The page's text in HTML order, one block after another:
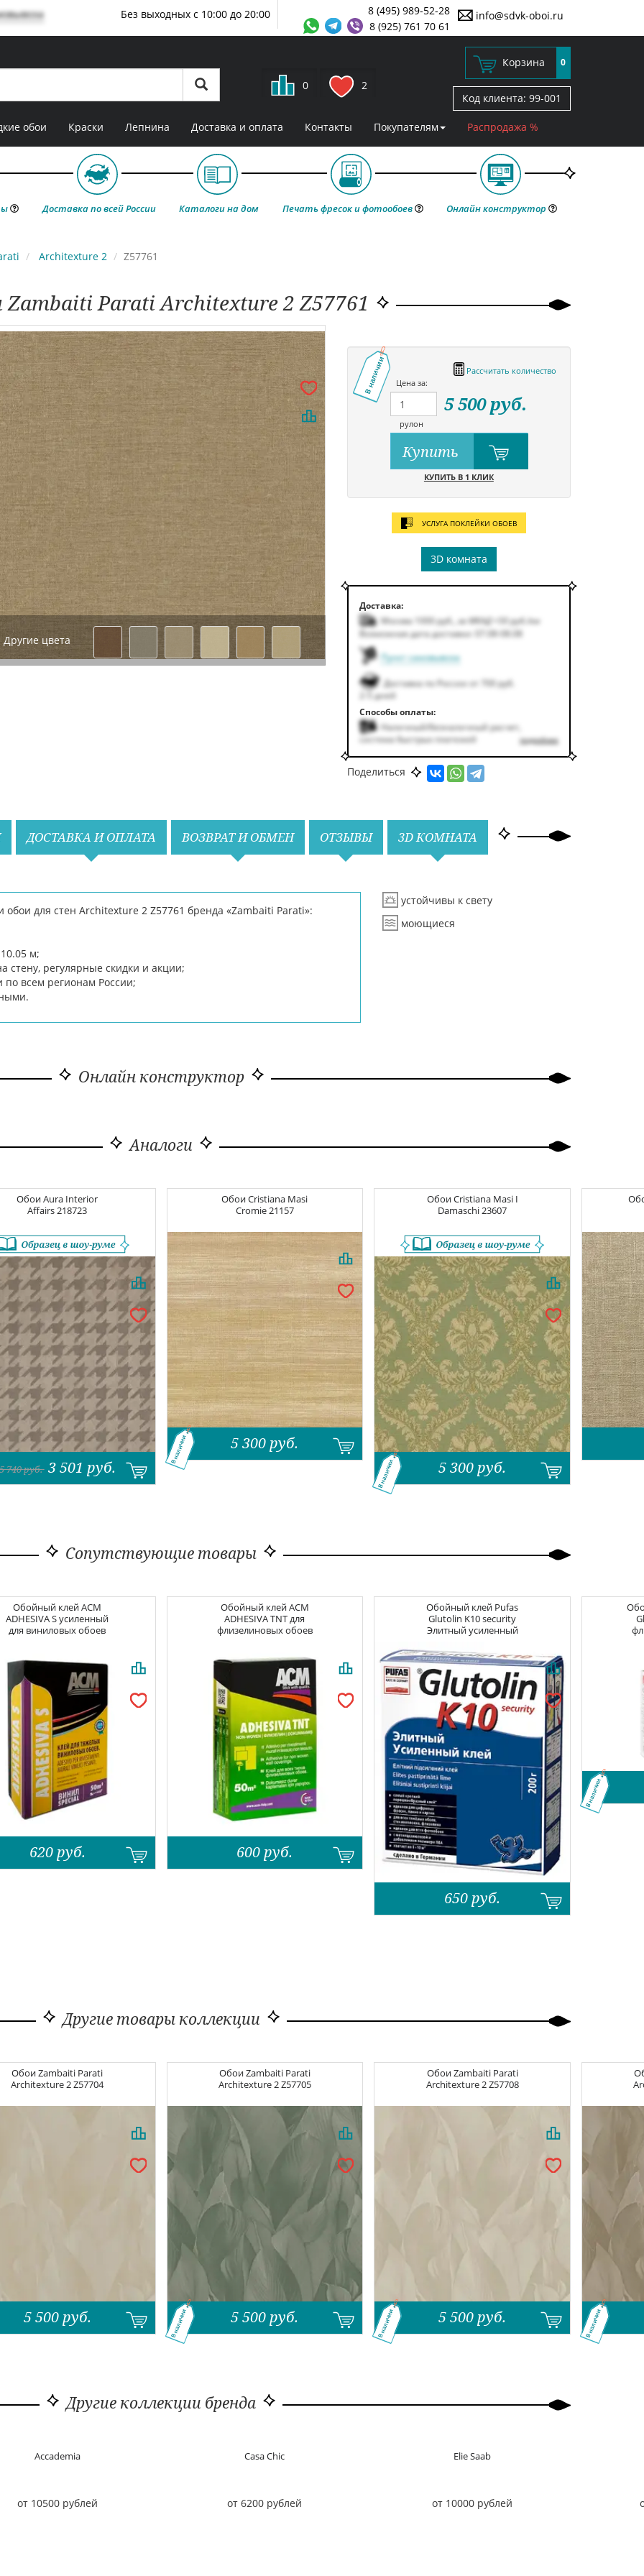
info@sdvk-oboi.ru
8 (495) 989-52-28
8 (925) 761 70 61
Без выходных с 10:00 до 20:00
0 2
Корзина 0
Код клиента: 99-001
обои Краски Лепнина Доставка и оплата Контакты Покупателям Распродажа %
Доставка по всей России Каталоги на дом Печать фресок и фотообоев Онлайн конструктор
Architexture 2 Z57761
Zambaiti Parati Architexture 2 Z57761
Другие цвета
Назад
В наличии
Рассчитать количество
Цена за:
рулон
5 500руб.
Купить
КУПИТЬ В 1 КЛИК
УСЛУГА ПОКЛЕЙКИ ОБОЕВ
3D комната
Доставка:
Москва 1000руб. за МКАД +50руб. /км
Возможная дата доставки: 07.08-08.08
Пункт самовывоза
Доставка по России от 700 руб.
2-5 дней
Способы оплаты:
Наличный/безналичный расчет,
система быстрых платежей
подробнее
Поделиться
ДОСТАВКА И ОПЛАТА ВОЗВРАТ И ОБМЕН ОТЗЫВЫ 3D КОМНАТА
для стен Architexture 2 Z57761 бренда «Zambaiti Parati»:
м;
регулярные скидки и акции;
по всем регионам России;
устойчивы к свету
моющиеся
Онлайн конструктор
Аналоги
ОбоиAura Interior
Affairs218723
740руб. 3 501 руб.
ОбоиCristiana Masi
Cromie21157
5 300 руб.
В наличии
ОбоиCristiana Masi I
Damaschi23607
5 300 руб.
В наличии
Сопутствующие товары
Обойный клейACM
ADHESIVA S усиленный
для виниловых обоев
620 руб.
Обойный клейACM
ADHESIVA TNT для
флизелиновых обоев
600 руб.
Обойный клей Pufas
Glutolin K10 security
Элитный усиленный
650 руб.
В наличии
Другие товары коллекции
ОбоиZambaiti Parati
Architexture 2Z57704
5 500 руб.
ОбоиZambaiti Parati
Architexture 2Z57705
5 500 руб.
В наличии
ОбоиZambaiti Parati
Architexture 2Z57708
5 500 руб.
В наличии В наличии
Другие коллекции бренда
Acсademia
от 10500 рублей
Casa Chic
от 6200 рублей
Elie Saab
от 10000 рублей